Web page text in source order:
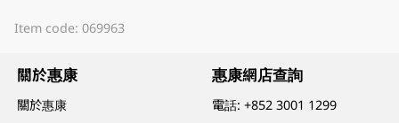
Item code: 069963
關於惠康
關於惠康
惠康網店查詢
電話:+852 3001 1299